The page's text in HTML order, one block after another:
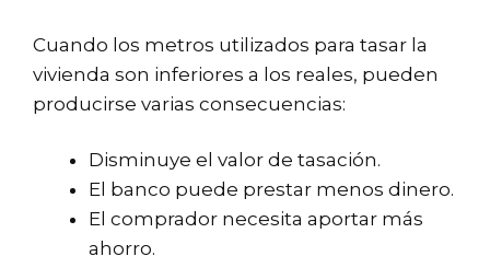
Cuando los metros utilizados para tasar la
vivienda son inferiores a los reales, pueden
producirse varias consecuencias:
Disminuye el valor de tasación.
El banco puede prestar menos dinero.
El comprador necesita aportar más
ahorro.